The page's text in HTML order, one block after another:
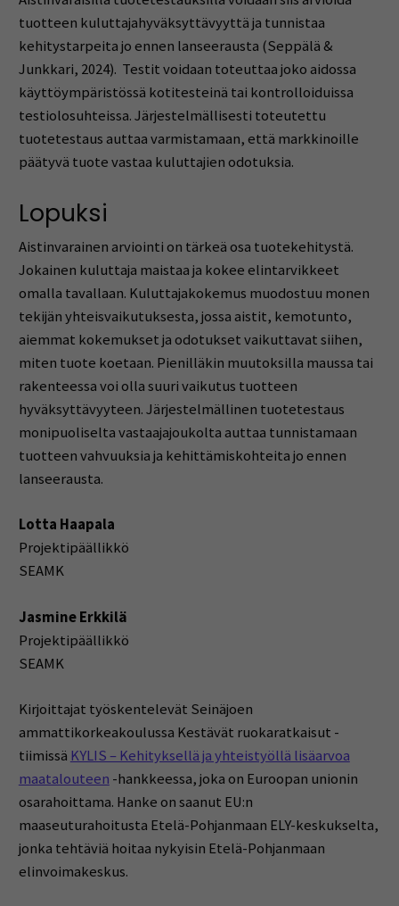
tuotteen kuluttajahyväksyttävyyttä ja tunnistaa
kehitystarpeita jo ennen lanseerausta (Seppälä &
Junkkari, 2024). Testit voidaan toteuttaa joko aidossa
käyttöympäristössä kotitesteinä tai kontrolloiduissa
testiolosuhteissa. Järjestelmällisesti toteutettu
tuotetestaus auttaa varmistamaan, että markkinoille
päätyvä tuote vastaa kuluttajien odotuksia.
Lopuksi
Aistinvarainen arviointi on tärkeä osa tuotekehitystä.
Jokainen kuluttaja maistaa ja kokee elintarvikkeet
omalla tavallaan. Kuluttajakokemus muodostuu monen
tekijän yhteisvaikutuksesta, jossa aistit, kemotunto,
aiemmat kokemukset ja odotukset vaikuttavat siihen,
miten tuote koetaan. Pienilläkin muutoksilla maussa tai
rakenteessa voi olla suuri vaikutus tuotteen
hyväksyttävyyteen. Järjestelmällinen tuotetestaus
monipuoliselta vastaajajoukolta auttaa tunnistamaan
tuotteen vahvuuksia ja kehittämiskohteita jo ennen
lanseerausta.
Lotta Haapala
Projektipäällikkö
SEAMK
Jasmine Erkkilä
Projektipäällikkö
SEAMK
Kirjoittajat työskentelevät Seinäjoen
ammattikorkeakoulussa Kestävät ruokaratkaisut -
tiimissä KYLIS – Kehityksellä ja yhteistyöllä lisäarvoa
maatalouteen -hankkeessa, joka on Euroopan unionin
osarahoittama. Hanke on saanut EU:n
maaseuturahoitusta Etelä-Pohjanmaan ELY-keskukselta,
jonka tehtäviä hoitaa nykyisin Etelä-Pohjanmaan
elinvoimakeskus.